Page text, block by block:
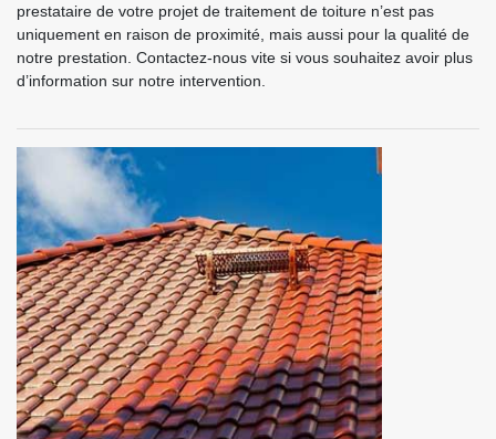
prestataire de votre projet de traitement de toiture n’est pas
uniquement en raison de proximité, mais aussi pour la qualité de
notre prestation. Contactez-nous vite si vous souhaitez avoir plus
d’information sur notre intervention.